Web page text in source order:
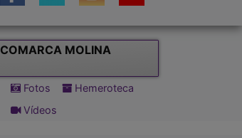
COMARCA MOLINA
Fotos
Hemeroteca
Vídeos